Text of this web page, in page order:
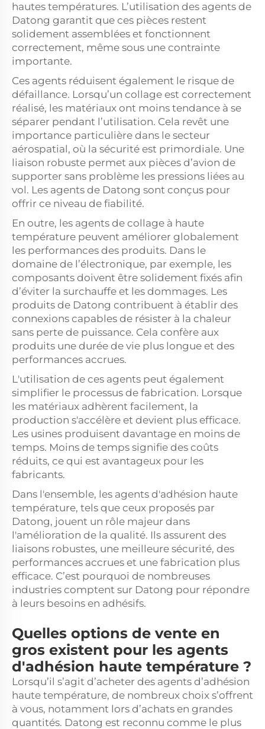
hautes températures. L’utilisation des agents de
Datong garantit que ces pièces restent
solidement assemblées et fonctionnent
correctement, même sous une contrainte
importante.
Ces agents réduisent également le risque de
défaillance. Lorsqu’un collage est correctement
réalisé, les matériaux ont moins tendance à se
séparer pendant l’utilisation. Cela revêt une
importance particulière dans le secteur
aérospatial, où la sécurité est primordiale. Une
liaison robuste permet aux pièces d’avion de
supporter sans problème les pressions liées au
vol. Les agents de Datong sont conçus pour
offrir ce niveau de fiabilité.
En outre, les agents de collage à haute
température peuvent améliorer globalement
les performances des produits. Dans le
domaine de l’électronique, par exemple, les
composants doivent être solidement fixés afin
d’éviter la surchauffe et les dommages. Les
produits de Datong contribuent à établir des
connexions capables de résister à la chaleur
sans perte de puissance. Cela confère aux
produits une durée de vie plus longue et des
performances accrues.
L'utilisation de ces agents peut également
simplifier le processus de fabrication. Lorsque
les matériaux adhèrent facilement, la
production s'accélère et devient plus efficace.
Les usines produisent davantage en moins de
temps. Moins de temps signifie des coûts
réduits, ce qui est avantageux pour les
fabricants.
Dans l'ensemble, les agents d'adhésion haute
température, tels que ceux proposés par
Datong, jouent un rôle majeur dans
l'amélioration de la qualité. Ils assurent des
liaisons robustes, une meilleure sécurité, des
performances accrues et une fabrication plus
efficace. C’est pourquoi de nombreuses
industries comptent sur Datong pour répondre
à leurs besoins en adhésifs.
Quelles options de vente en
gros existent pour les agents
d'adhésion haute température ?
Lorsqu’il s’agit d’acheter des agents d’adhésion
haute température, de nombreux choix s’offrent
à vous, notamment lors d’achats en grandes
quantités. Datong est reconnu comme le plus